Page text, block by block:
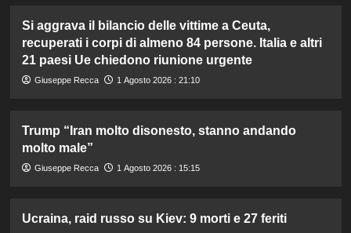
Si aggrava il bilancio delle vittime a Ceuta,
recuperati i corpi di almeno 84 persone. Italia e altri
21 paesi Ue chiedono riunione urgente
Giuseppe Recca 1 Agosto 2026 : 21:10
Trump “Iran molto disonesto, stanno andando
molto male”
Giuseppe Recca 1 Agosto 2026 : 15:15
Ucraina, raid russo su Kiev: 9 morti e 27 feriti